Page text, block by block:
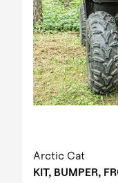
Arctic Cat
KIT, BUMPER,